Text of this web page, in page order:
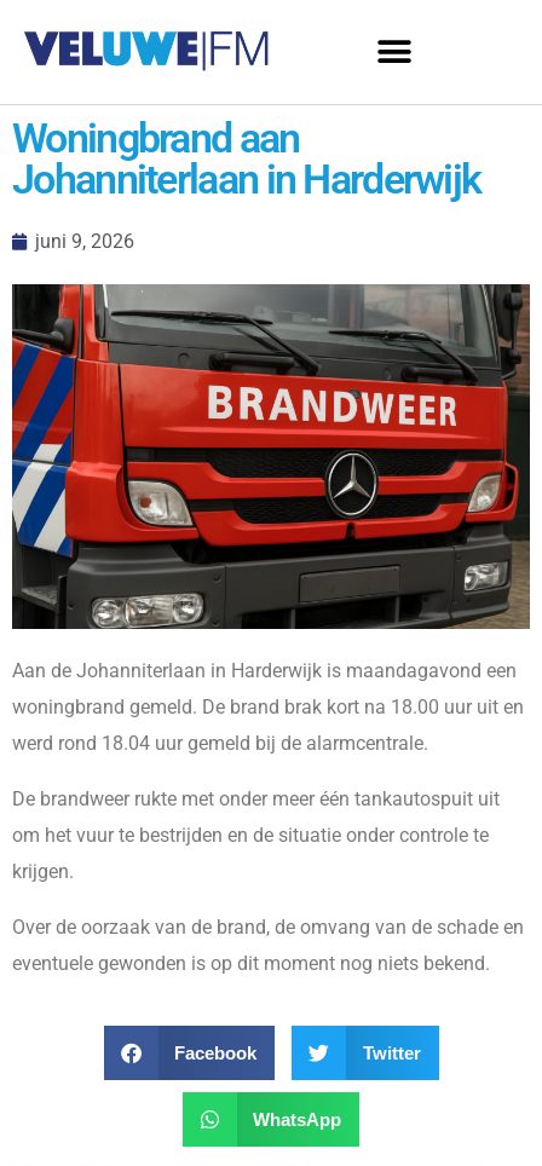
Woningbrand aan
Johanniterlaan in Harderwijk
juni 9, 2026
Aan de Johanniterlaan in Harderwijk is maandagavond een
woningbrand gemeld. De brand brak kort na 18.00 uur uit en
werd rond 18.04 uur gemeld bij de alarmcentrale.
De brandweer rukte met onder meer één tankautospuit uit
om het vuur te bestrijden en de situatie onder controle te
krijgen.
Over de oorzaak van de brand, de omvang van de schade en
eventuele gewonden is op dit moment nog niets bekend.
Facebook Twitter
WhatsApp